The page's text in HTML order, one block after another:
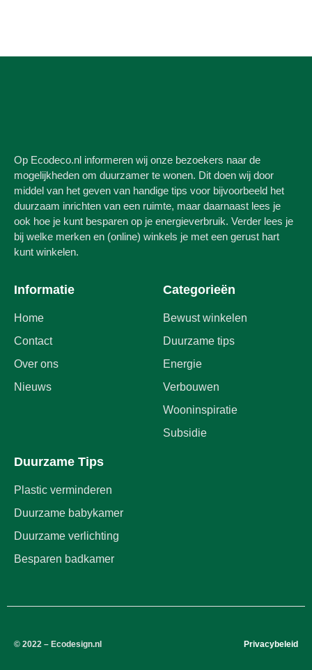
Op Ecodeco.nl informeren wij onze bezoekers naar de
mogelijkheden om duurzamer te wonen. Dit doen wij door
middel van het geven van handige tips voor bijvoorbeeld het
duurzaam inrichten van een ruimte, maar daarnaast lees je
ook hoe je kunt besparen op je energieverbruik. Verder lees je
bij welke merken en (online) winkels je met een gerust hart
kunt winkelen.
Informatie
Home
Contact
Over ons
Nieuws
Categorieën
Bewust winkelen
Duurzame tips
Energie
Verbouwen
Wooninspiratie
Subsidie
Duurzame Tips
Plastic verminderen
Duurzame babykamer
Duurzame verlichting
Besparen badkamer
© 2022 – Ecodesign.nl Privacybeleid